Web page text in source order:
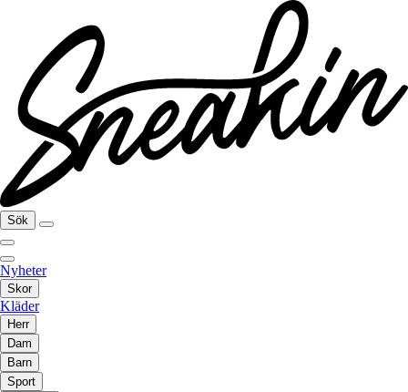
Sök
Nyheter
Skor
Kläder
Herr
Dam
Barn
Sport